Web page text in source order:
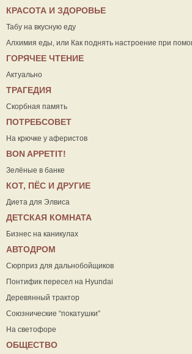
КРАСОТА И ЗДОРОВЬЕ
Табу на вкусную еду
Алхимия еды, или Как поднять настроение при
ГОРЯЧЕЕ ЧТЕНИЕ
Актуально
ТРАГЕДИЯ
Скорбная память
ПОТРЕБСОВЕТ
На крючке у аферистов
ВON APPETIT!
Зелёные в банке
КОТ, ПЁС И ДРУГИЕ
Диета для Элвиса
ДЕТСКАЯ КОМНАТА
Бизнес на каникулах
АВТОДРОМ
Сюрприз для дальнобойщиков
Понтифик пересел на Hyundai
Деревянный трактор
Союзнические “покатушки”
На светофоре
ОБЩЕСТВО